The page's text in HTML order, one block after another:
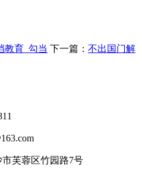
教育_勾当 下一篇： 不出国门解
芙蓉区竹园路7号